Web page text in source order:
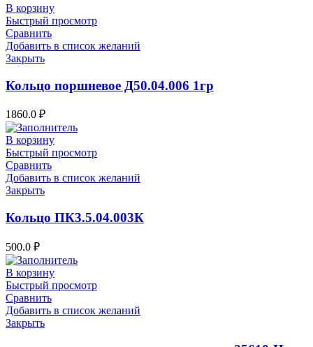
В корзину
Быстрый просмотр
Сравнить
Добавить в список желаний
Закрыть
Кольцо поршневое Д50.04.006 1гр
1860.0 ₽
В корзину
Быстрый просмотр
Сравнить
Добавить в список желаний
Закрыть
Кольцо ПК3.5.04.003К
500.0 ₽
В корзину
Быстрый просмотр
Сравнить
Добавить в список желаний
Закрыть